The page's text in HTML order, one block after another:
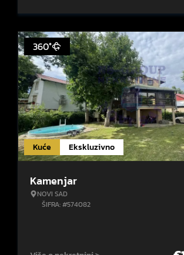
Kuće Ekskluzivno
360°
Kamenjar
NOVI SAD
ŠIFRA: #574082